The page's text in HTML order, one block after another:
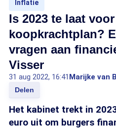
Inflatie
Is 2023 te laat
koopkrachtplan?
vragen aan
Visser
31 aug 2022, 16:41 Marijke van
Delen
Het kabinet trekt in
euro uit om burgers